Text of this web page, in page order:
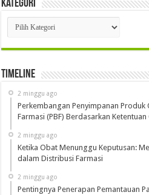
Kategori
Kategori
Timeline
2 minggu ago
Perkembangan Penyimpanan Produk
Farmasi (PBF) Berdasarkan Ketentuan
2 minggu ago
Ketika Obat Menunggu Keputusan:
dalam Distribusi Farmasi
2 minggu ago
Pentingnya Penerapan Pemantauan